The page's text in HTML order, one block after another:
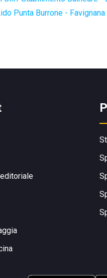
Punta Burrone - Favignana